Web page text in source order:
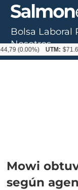
Mowi
según
Bolsa Laboral
Nosotros
UTM: $71.649